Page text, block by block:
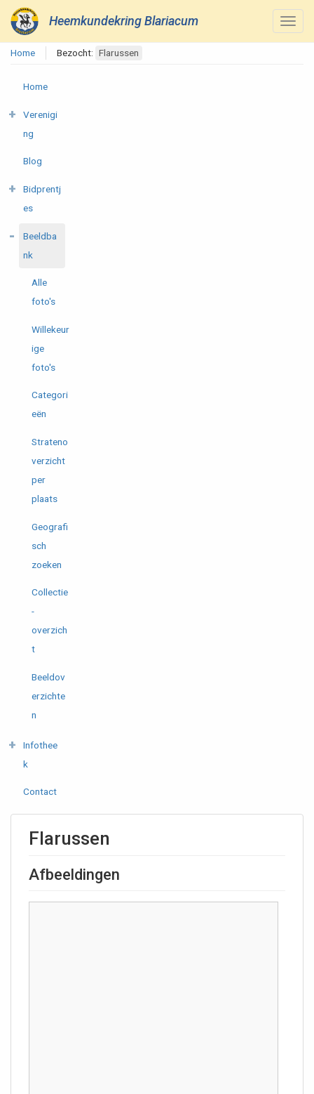
Heemkundekring Blariacum
Home Bezocht: Flarussen
Home
Verenigi
ng
Blog
Bidprentj
es
Beeldba
nk
Alle
foto's
Willekeur
ige
foto's
Categori
eën
Strateno
verzicht
per
plaats
Geografi
sch
zoeken
Collectie
-
overzich
t
Beeldov
erzichte
n
Infothee
k
Contact
Flarussen
Afbeeldingen